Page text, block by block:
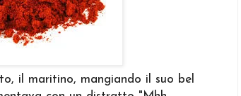
il maritino, mangiando il suo bel